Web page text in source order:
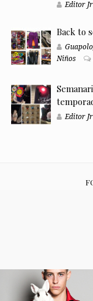
Editor Jr
Back to
Niños
Editor Jr